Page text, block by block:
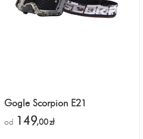
Gogle Scorpion E21
od 149,00zł